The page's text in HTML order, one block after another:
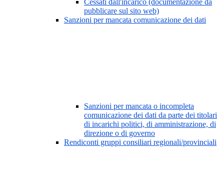
Cessati dall'incarico (documentazione da
pubblicare sul sito web)
Sanzioni per mancata comunicazione dei dati
Sanzioni per mancata o incompleta
comunicazione dei dati da parte dei titolari
di incarichi politici, di amministrazione, di
direzione o di governo
Rendiconti gruppi consiliari regionali/provinciali